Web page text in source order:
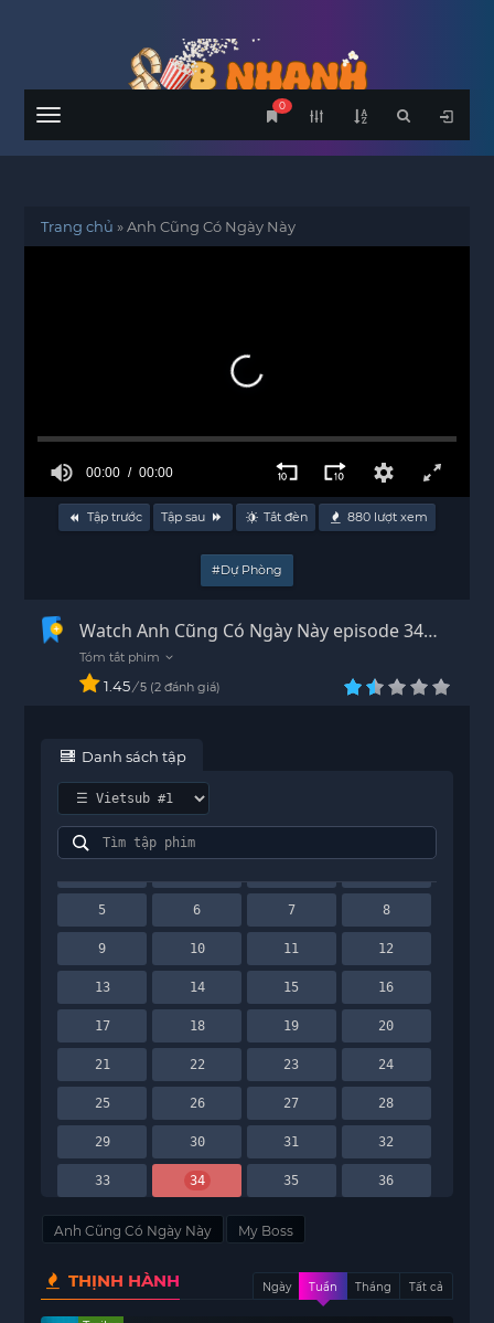
Menu
0
Trang chủ »Anh Cũng Có Ngày Này
00:00 00:00
Tập trước Tập sau Tắt đèn 880lượt xem
#Dự Phòng
Watch Anh Cũng Có Ngày Này episode 34
Vietsub - HD
1.45 / 5 2 đánh giá
Danh sách tập
5 6 7 8
9 10 11 12
13 14 15 16
17 18 19 20
21 22 23 24
25 26 27 28
29 30 31 32
33 34 35 36
Anh Cũng Có Ngày Này My Boss
THỊNH HÀNH Ngày Tuần Tháng Tất cả